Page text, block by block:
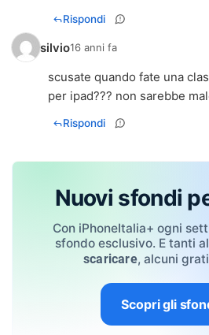
Rispondi
silvio16 anni fa
scusate quando fate una
per ipad??? non sarebbe
Rispondi
Nuovi sfondi
Con iPhoneItalia+ ogni
sfondo esclusivo. E tanti
scaricare, alcuni
Scopri gli